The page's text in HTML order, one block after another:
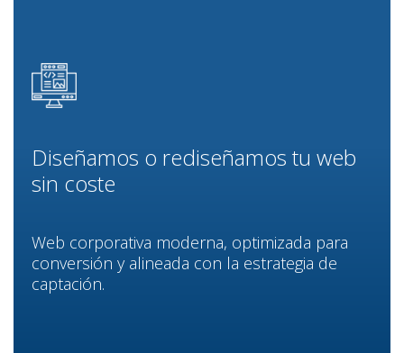
Diseñamos o rediseñamos tu web
sin coste
Web corporativa moderna, optimizada para
conversión y alineada con la estrategia de
captación.